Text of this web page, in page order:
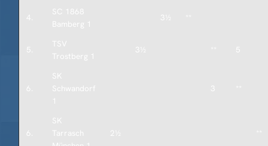
4.
SC 1868
Bamberg 1
3½
5.
TSV
Trostberg 1
3½ 5
6.
SK
Schwandorf
1
3
6.
SK
Tarrasch
2½